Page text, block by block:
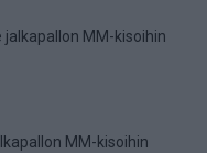
MM-kisoihin
MM-kisoihin